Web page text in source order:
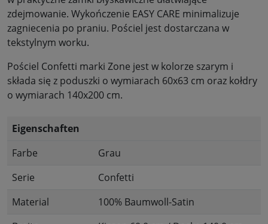
zdejmowanie. Wykończenie EASY CARE minimalizuje
zagniecenia po praniu. Pościel jest dostarczana w
tekstylnym worku.
Pościel Confetti marki Zone jest w kolorze szarym i
składa się z poduszki o wymiarach 60x63 cm oraz kołdry
o wymiarach 140x200 cm.
Eigenschaften
Farbe
Grau
Serie
Confetti
Material
100% Baumwoll-Satin